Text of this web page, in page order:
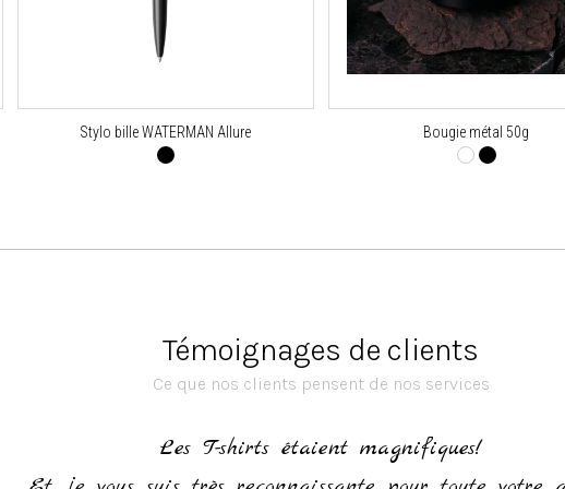
Stylo bille WATERMAN Allure Bougie métal 50g
Témoignages de clients
Ce que nos clients pensent de nos services
Les T-shirts étaient magnifiques!